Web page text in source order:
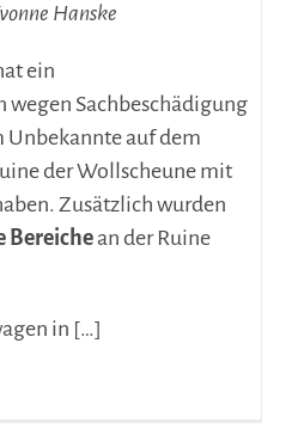
Hanske
ein
Sachbeschädigung
auf dem
der Wollscheune mit
Zusätzlich wurden
Bereiche an der Ruine
in […]